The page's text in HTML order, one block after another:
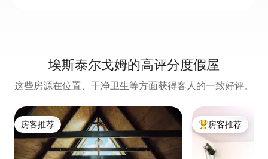
埃斯泰尔戈姆的高评分度假屋
这些房源在位置、干净卫生等方面获得客人的一致好评。
房客推荐
房客推荐 热门「房客推荐」
房客推荐